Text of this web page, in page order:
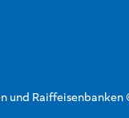
und Raiffeisenbanken